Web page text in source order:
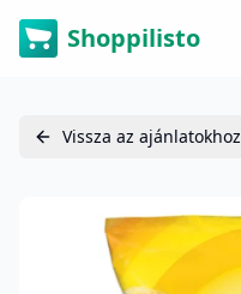
Shoppilisto
Vissza az ajánlatokhoz